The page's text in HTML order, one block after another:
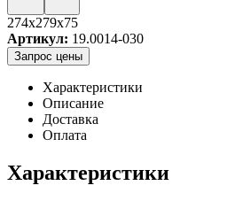
274x279x75
Артикул: 19.0014-030
Запрос цены
Характеристики
Описание
Доставка
Оплата
Характеристики